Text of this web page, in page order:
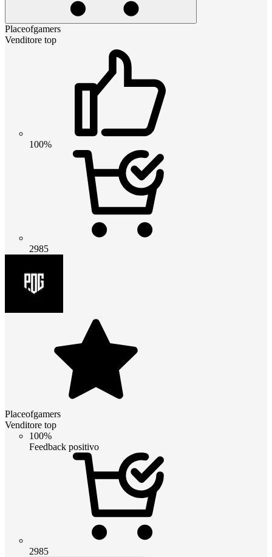
Placeofgamers
Venditore top
100%
2985
Placeofgamers
Venditore top
100%
Feedback positivo
2985